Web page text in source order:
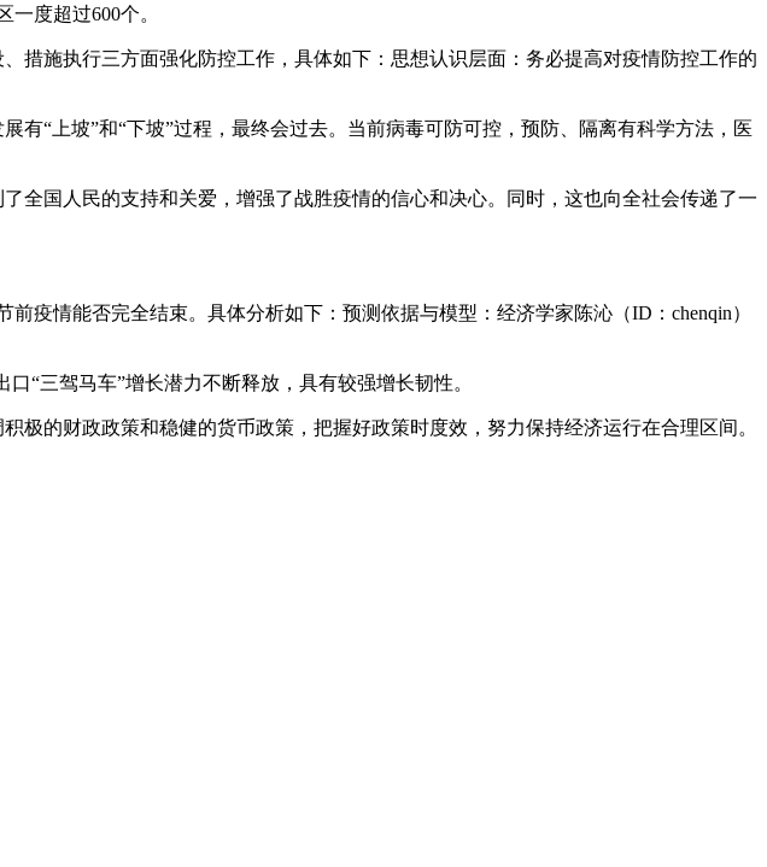
度超过600个。
措施执行三方面强化防控工作，具体如下：思想认识层面：务必提高对疫情防控工作的
“上坡”和“下坡”过程，最终会过去。当前病毒可防可控，预防、隔离有科学方法，医
全国人民的支持和关爱，增强了战胜疫情的信心和决心。同时，这也向全社会传递了一
疫情能否完全结束。具体分析如下：预测依据与模型：经济学家陈沁（ID：chenqin）
“三驾马车”增长潜力不断释放，具有较强增长韧性。
的财政政策和稳健的货币政策，把握好政策时度效，努力保持经济运行在合理区间。